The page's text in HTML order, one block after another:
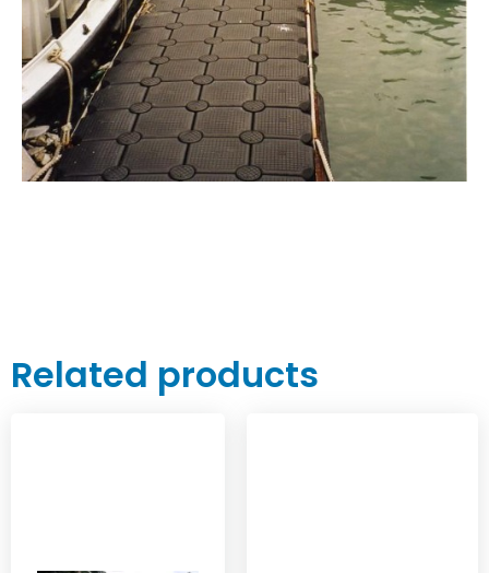
Related products